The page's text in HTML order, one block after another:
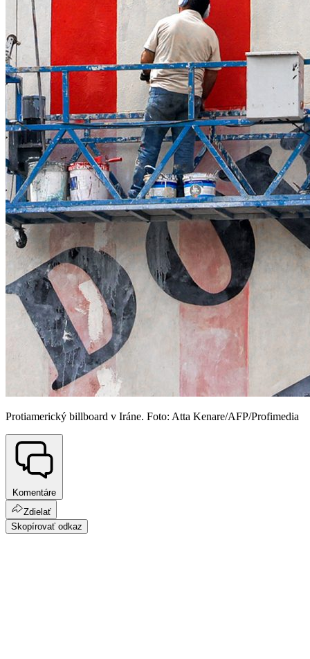
Protiamerický billboard v Iráne. Foto: Atta Kenare/AFP/Profimedia
Komentáre
Zdielať
Skopírovať odkaz